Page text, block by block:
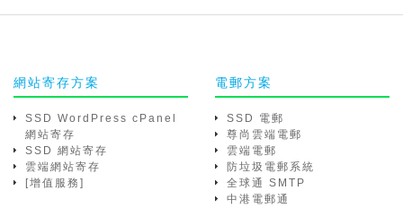
網站寄存方案
SSD WordPress cPanel
網站寄存
SSD 網站寄存
雲端網站寄存
[增值服務]
電郵方案
SSD 電郵
尊尚雲端電郵
雲端電郵
防垃圾電郵系統
全球通 SMTP
中港電郵通